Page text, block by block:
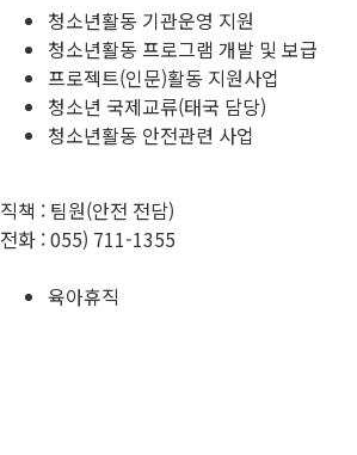
청소년활동 기관운영 지원
청소년활동 프로그램 개발 및 보급
프로젝트(인문)활동 지원사업
청소년 국제교류(태국 담당)
청소년활동 안전관련 사업
직책 : 팀원(안전 전담)
전화 :055) 711-1355
육아휴직